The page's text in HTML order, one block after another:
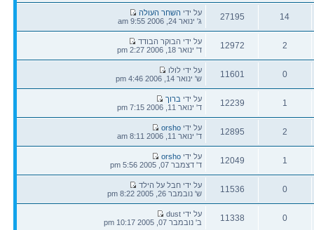
תגובות
צפיות
14
תגובות
27195
צפיות
הודעה
אחרונה
על ידי השחר העולה
ג' ינואר 24, 2006 9:55 am
2
תגובות
12972
צפיות
הודעה
אחרונה
על ידי הבוקר הבודד
ד' ינואר 18, 2006 2:27 pm
0
תגובות
11601
צפיות
הודעה
אחרונה
על ידי לולו
ש' ינואר 14, 2006 4:46 pm
1
תגובות
12239
צפיות
הודעה
אחרונה
על ידי ברוך
ד' ינואר 11, 2006 7:15 pm
2
תגובות
12895
צפיות
הודעה
אחרונה
על ידיorsho
ד' ינואר 11, 2006 8:11 am
1
תגובות
12049
צפיות
הודעה
אחרונה
על ידיorsho
ד' דצמבר 07, 2005 5:56 pm
0
תגובות
11536
צפיות
הודעה
אחרונה
על ידי חבל על הילד
ש' נובמבר 26, 2005 8:22 pm
0
11338
הודעה
אחרונה
על ידי dust
ב' נובמבר 07, 2005 10:17 pm